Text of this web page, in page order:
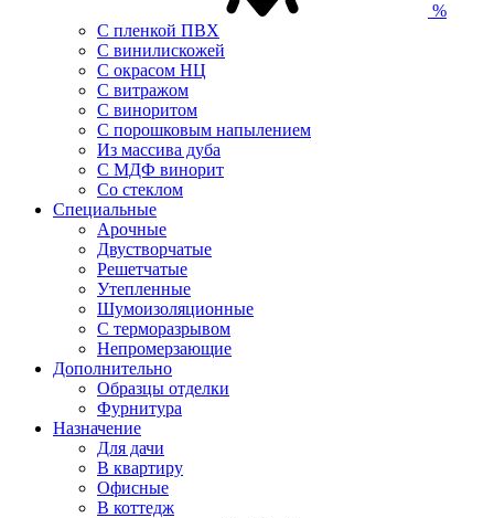
%
С пленкой ПВХ
С винилискожей
С окрасом НЦ
С витражом
С виноритом
С порошковым напылением
Из массива дуба
С МДФ винорит
Со стеклом
Специальные
Арочные
Двустворчатые
Решетчатые
Утепленные
Шумоизоляционные
С терморазрывом
Непромерзающие
Дополнительно
Образцы отделки
Фурнитура
Назначение
Для дачи
В квартиру
Офисные
В коттедж